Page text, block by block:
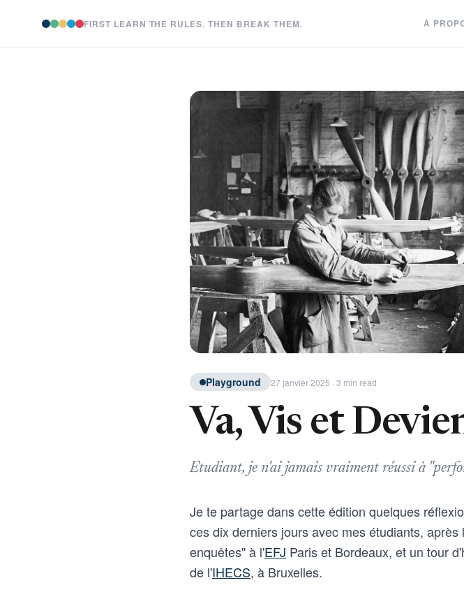
FIRST LEARN THE RULES. THEN BREAK THEM. À
Playground 27 janvier 2025 · 3 min read
Va, Vis et
Etudiant, je n'ai jamais vraiment réussi à
Je te partage dans cette édition quelques
ces dix derniers jours avec mes étudiants,
enquêtes" à l'EFJ Paris et Bordeaux, et un tour
de l'IHECS, à Bruxelles.